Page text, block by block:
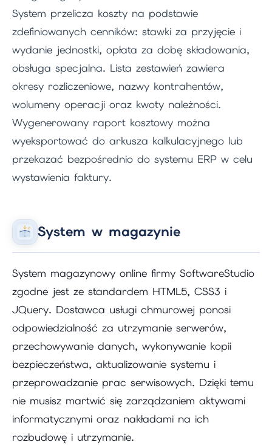
System przelicza koszty na podstawie
zdefiniowanych cenników: stawki za przyjęcie i
wydanie jednostki, opłata za dobę składowania,
obsługa specjalna. Lista zestawień zawiera
okresy rozliczeniowe, nazwy kontrahentów,
wolumeny operacji oraz kwoty należności.
Wygenerowany raport kosztowy można
wyeksportować do arkusza kalkulacyjnego lub
przekazać bezpośrednio do systemu ERP w celu
wystawienia faktury.
System w magazynie
System magazynowy online firmy SoftwareStudio
zgodne jest ze standardem HTML5, CSS3 i
JQuery. Dostawca usługi chmurowej ponosi
odpowiedzialność za utrzymanie serwerów,
przechowywanie danych, wykonywanie kopii
bezpieczeństwa, aktualizowanie systemu i
przeprowadzanie prac serwisowych. Dzięki temu
nie musisz martwić się zarządzaniem aktywami
informatycznymi oraz nakładami na ich
rozbudowę i utrzymanie.